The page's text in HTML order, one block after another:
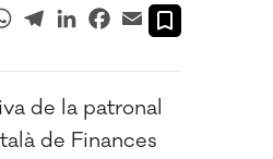
WhatsApp
TelegramLinkedInFacebook
Email
de la patronal
de Finances